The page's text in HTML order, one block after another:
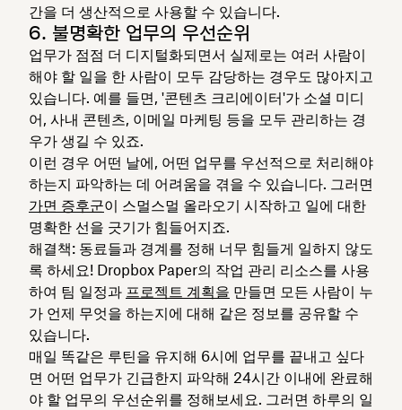
간을 더 생산적으로 사용할 수 있습니다.
6. 불명확한 업무의 우선순위
업무가 점점 더 디지털화되면서 실제로는 여러 사람이
해야 할 일을 한 사람이 모두 감당하는 경우도 많아지고
있습니다. 예를 들면, '콘텐츠 크리에이터'가 소셜 미디
어, 사내 콘텐츠, 이메일 마케팅 등을 모두 관리하는 경
우가 생길 수 있죠.
이런 경우 어떤 날에, 어떤 업무를 우선적으로 처리해야
하는지 파악하는 데 어려움을 겪을 수 있습니다. 그러면
가면 증후군이 스멀스멀 올라오기 시작하고 일에 대한
명확한 선을 긋기가 힘들어지죠.
해결책: 동료들과 경계를 정해 너무 힘들게 일하지 않도
록 하세요! Dropbox Paper의 작업 관리 리소스를 사용
하여 팀 일정과 프로젝트 계획을 만들면 모든 사람이 누
가 언제 무엇을 하는지에 대해 같은 정보를 공유할 수
있습니다.
매일 똑같은 루틴을 유지해 6시에 업무를 끝내고 싶다
면 어떤 업무가 긴급한지 파악해 24시간 이내에 완료해
야 할 업무의 우선순위를 정해보세요. 그러면 하루의 일